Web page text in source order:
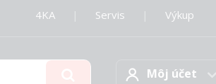
4KA Servis Výkup
Môj účetMôj účet